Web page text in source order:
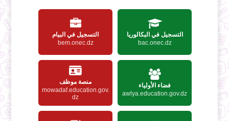
التسجيل في البكالوريا
bac.onec.dz
التسجيل في البيام
bem.onec.dz
فضاء الأولياء
awlya.education.gov.dz
منصة موظف
mowadaf.education.gov.
dz